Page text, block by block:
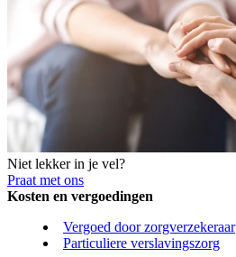
Niet lekker in je vel?
Praat met ons
Kosten en vergoedingen
Vergoed door zorgverzekeraar
Particuliere verslavingszorg